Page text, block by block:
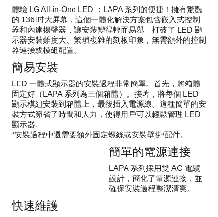
體驗 LG All-in-One LED ：LAPA 系列的便捷！擁有驚豔
的 136 吋大屏幕，這個一體化解決方案包含嵌入式控制
器和內建揚聲器，讓安裝變得輕而易舉。打破了 LED 顯
示器安裝難度大、繁瑣複雜的刻板印象，無需額外的控制
器連接或模組配置。
簡易安裝
LED 一體式顯示器的安裝過程非常簡單。首先，將箱體
固定好（LAPA 系列為三個箱體）。接著，將每個 LED
顯示模組安裝到箱體上，最後插入電源線。這種簡單的安
裝方式節省了時間和人力，使得用戶可以輕鬆管理 LED
顯示器。
*安裝過程中還需要額外固定螺絲或安裝壁掛/配件。
簡單的電源連接
LAPA 系列採用雙 AC 電纜
設計，簡化了電源連接，並
確保安裝過程整潔清爽。
快速維護